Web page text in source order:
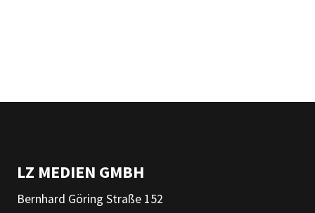
LZ MEDIEN GMBH
Bernhard Göring Straße 152